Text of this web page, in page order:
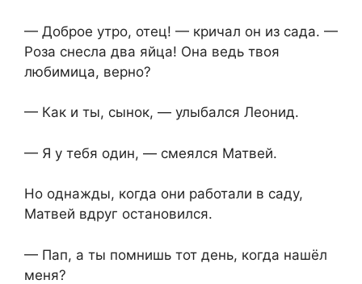
— Доброе утро, отец! — кричал он из сада. —
Роза снесла два яйца! Она ведь твоя
любимица, верно?
— Как и ты, сынок, — улыбался Леонид.
— Я у тебя один, — смеялся Матвей.
Но однажды, когда они работали в саду,
Матвей вдруг остановился.
— Пап, а ты помнишь тот день, когда нашёл
меня?